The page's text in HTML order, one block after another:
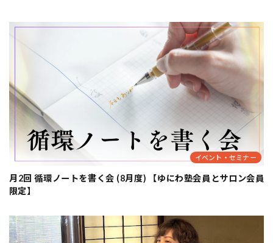
イベント・セミナー
月2回 循環ノートを書く会 (8月度) 【ゆにわ塾会員とサロン会員
限定】